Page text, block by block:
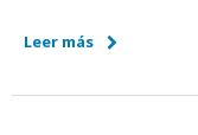
Leer más